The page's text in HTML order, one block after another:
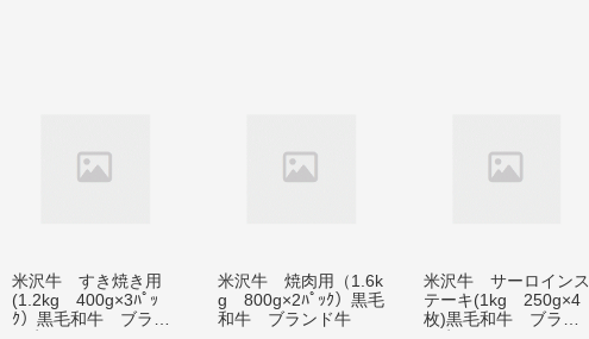
米沢牛 すき焼き用
(1.2kg 400g×3ﾊﾟｯ
ｸ）黒毛和牛 ブラン
米沢牛 焼肉用（1.6k
g 800g×2ﾊﾟｯｸ）黒毛
和牛 ブランド牛
米沢牛 サーロインス
テーキ(1kg 250g×4
枚)黒毛和牛 ブラン